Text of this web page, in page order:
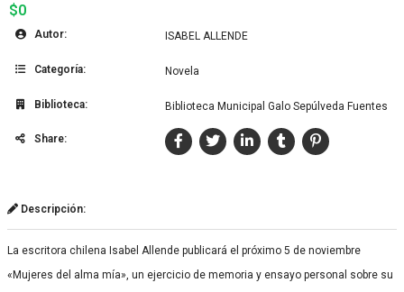
$0
Autor: ISABEL ALLENDE
Categoría: Novela
Biblioteca: Biblioteca Municipal Galo Sepúlveda Fuentes
Share:
Descripción:
La escritora chilena Isabel Allende publicará el próximo 5 de noviembre
«Mujeres del alma mía», un ejercicio de memoria y ensayo personal sobre su